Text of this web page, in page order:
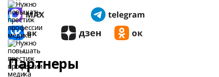
Партнеры